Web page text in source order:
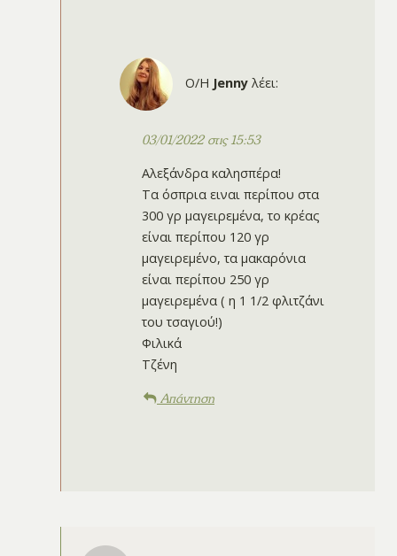
Ο/Η Jenny λέει:
03/01/2022 στις 15:53
Αλεξάνδρα καλησπέρα!
Τα όσπρια ειναι περίπου στα
300 γρ μαγειρεμένα, το κρέας
είναι περίπου 120 γρ
μαγειρεμένο, τα μακαρόνια
είναι περίπου 250 γρ
μαγειρεμένα ( η 1 1/2 φλιτζάνι
του τσαγιού!)
Φιλικά
Τζένη
Απάντηση